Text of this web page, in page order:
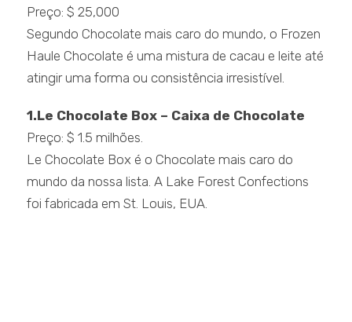
Preço: $ 25,000
Segundo Chocolate mais caro do mundo, o Frozen
Haule Chocolate é uma mistura de cacau e leite até
atingir uma forma ou consistência irresistível.
1.Le Chocolate Box – Caixa de Chocolate
Preço: $ 1.5 milhões.
Le Chocolate Box é o Chocolate mais caro do
mundo da nossa lista. A Lake Forest Confections
foi fabricada em St. Louis, EUA.